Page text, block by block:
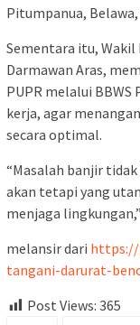
Pitumpanua,
Sementara itu, Wakil
Darmawan Aras,
PUPR melalui
kerja, agar
secara optimal.
“Masalah banjir
akan tetapi yang
menjaga
melansir dari https://
tangani-darurat-
Post Views: 365